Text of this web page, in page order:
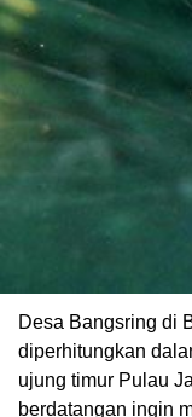
Desa Bangsring di
diperhitungkan
ujung timur Pulau
berdatangan ingin